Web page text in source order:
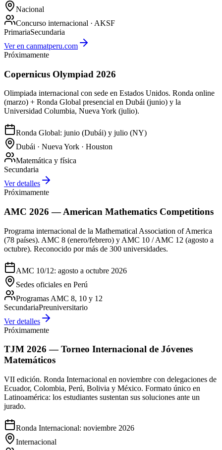
Nacional
Concurso internacional · AKSF
PrimariaSecundaria
Ver en canmatperu.com
Próximamente
Copernicus Olympiad 2026
Olimpiada internacional con sede en Estados Unidos. Ronda online
(marzo) + Ronda Global presencial en Dubái (junio) y la
Universidad Columbia, Nueva York (julio).
Ronda Global: junio (Dubái) y julio (NY)
Dubái · Nueva York · Houston
Matemática y física
Secundaria
Ver detalles
Próximamente
AMC 2026 — American Mathematics Competitions
Programa internacional de la Mathematical Association of America
(78 países). AMC 8 (enero/febrero) y AMC 10 / AMC 12 (agosto a
octubre). Reconocido por más de 300 universidades.
AMC 10/12: agosto a octubre 2026
Sedes oficiales en Perú
Programas AMC 8, 10 y 12
SecundariaPreuniversitario
Ver detalles
Próximamente
TJM 2026 — Torneo Internacional de Jóvenes
Matemáticos
VII edición. Ronda Internacional en noviembre con delegaciones de
Ecuador, Colombia, Perú, Bolivia y México. Formato único en
Latinoamérica: los estudiantes sustentan sus soluciones ante un
jurado.
Ronda Internacional: noviembre 2026
Internacional